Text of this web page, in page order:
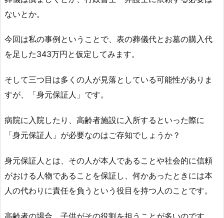
ないとか。
今回は私の事例ということで、表の葬儀代とお墓の購入代
を足した343万円と仮定してみます。
そして三つ目は多くの人が見落としている可能性がありま
すが、「身元保証人」です。
病院に入院したり、高齢者施設に入所するといった際に
「身元保証人」が必要なのはご存知でしょうか？
身元保証人とは、その人が本人であることや社会的に信頼
がおける人物であることを保証し、何かあったときには本
人の代わりに責任を負うという役目を持つ人のことです。
高齢者の場合、子供がその役割を担うことが多いのです